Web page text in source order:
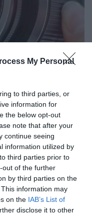
My Personal
to third parties, or
information for
the below opt-out
note that after your
continue seeing
information utilized by
third parties prior to
out of the further
by third parties on the
information may
on the IAB’s List of
disclose it to other
hatalmas
Ehhez
amellett,
remek…
remek